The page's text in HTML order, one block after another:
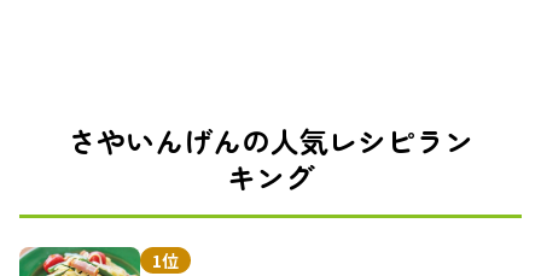
さやいんげんの人気レシピラン
キング
1位